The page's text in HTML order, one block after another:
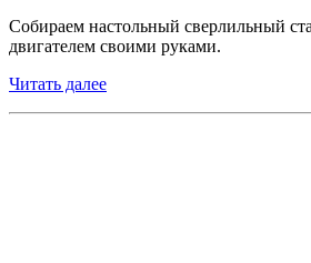
Собираем настольный сверлильный
двигателем своими руками.
Читать далее